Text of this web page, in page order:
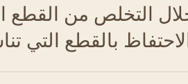
التخلص من القطع
بالقطع التي